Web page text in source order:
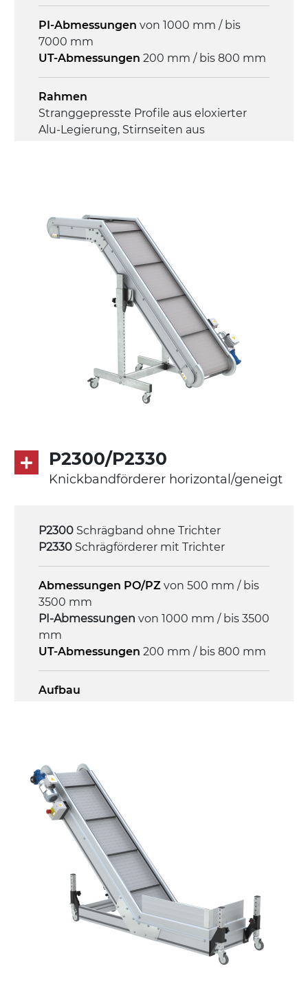
On/Off, E-Stopp, Motor-
Überlastungsschutz
PI-Abmessungen von 1000 mm / bis
7000 mm
UT-Abmessungen 200 mm / bis 800 mm
Rahmen
Stranggepresste Profile aus eloxierter
Alu-Legierung, Stirnseiten aus
Alu-Legierung
ausziehbare Elemente und Gelenke aus
verzinktem Stahl, (Einstellwinkel 0°-55°)
Beine aus verzinktem Metallrohr,
Schwenkräder mit/ohne Bremse (2+2)
PP geprägte Oberfläche in Grau RAL7035
(FDA) mit in die Förderfläche integrierten
Antrieb
phasiger Asynchronmotor für
Mehrfachspannung 230/400Vac-50Hz-
3Ph
Geschwindigkeit
4 m/Minute
Steuerung
On/Off, E-Stopp, Motor-
Überlastungsschutz
P2300/P2330
Knickbandförderer horizontal/geneigt
P2300 Schrägband ohne Trichter
P2330 Schrägförderer mit Trichter
Abmessungen PO/PZ von 500 mm / bis
3500 mm
PI-Abmessungen von 1000 mm / bis 3500
mm
UT-Abmessungen 200 mm / bis 800 mm
Aufbau
Seitenwände
Stranggepresste Profile aus eloxierter
Alu-Legierung
ausziehbare Elemente und Gelenke aus
verzinktem Stahl, (Einstellwinkel 0°-55°)
Beine aus verzinktem Metallrohr,
Schwenkräder mit/ohne Bremse (2+2)